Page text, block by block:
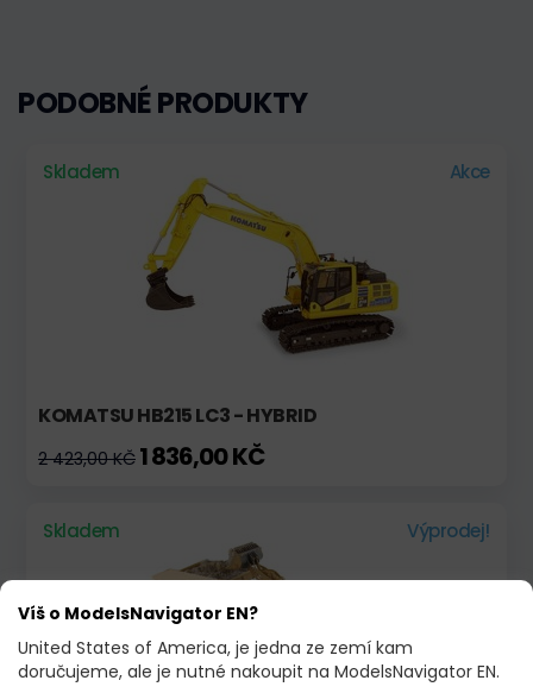
PODOBNÉ PRODUKTY
Skladem Akce
KOMATSU HB215 LC3 - HYBRID
2 423,00 KČ 1 836,00 KČ
Skladem Výprodej!
Víš o ModelsNavigator EN?
United States of America, je jedna ze zemí kam
doručujeme, ale je nutné nakoupit na ModelsNavigator EN.